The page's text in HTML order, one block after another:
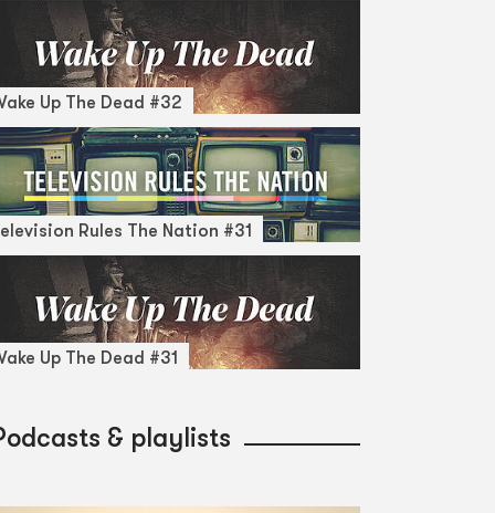
Up The Dead #32
Rules The Nation #31
Up The Dead #31
& playlists